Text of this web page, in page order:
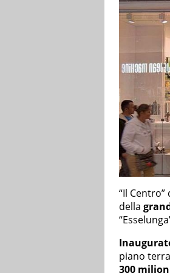
“Il
della
piano
300